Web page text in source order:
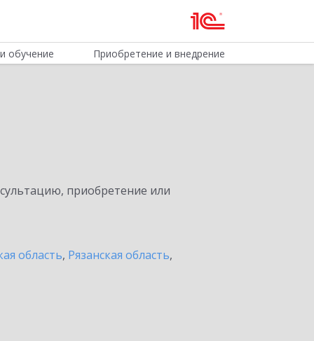
обучение Приобретение и внедрение
приобретение или
область, Рязанская область,